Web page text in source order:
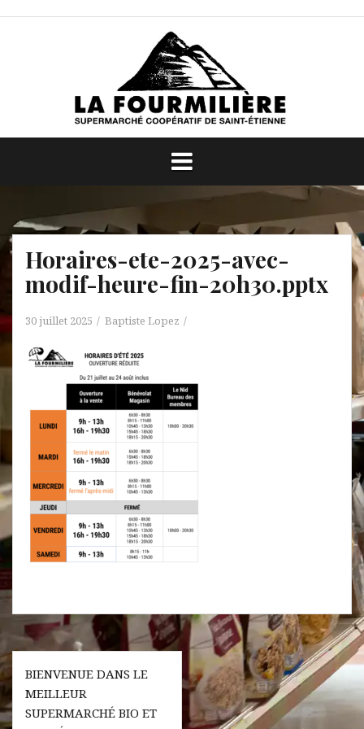
Horaires-ete-2025-avec-
modif-heure-fin-20h30.pptx
30 juillet 2025 Baptiste Lopez
Navigation
de
l’article
BIENVENUE DANS LE
MEILLEUR
SUPERMARCHÉ BIO ET